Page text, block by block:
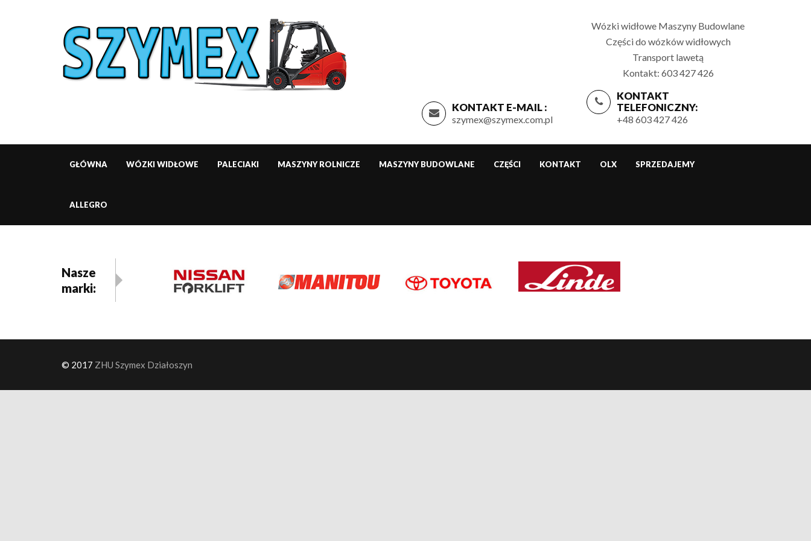
KONTAKT E-MAIL :
szymex@szymex.com.pl
Wózki widłowe Maszyny Budowlane
Części do wózków widłowych
Transport lawetą
Kontakt: 603 427 426
KONTAKT
TELEFONICZNY:
+48 603 427 426
GŁÓWNA WÓZKI WIDŁOWE PALECIAKI MASZYNY ROLNICZE MASZYNY BUDOWLANE CZĘŚCI KONTAKT OLX SPRZEDAJEMY
ALLEGRO
Nasze
marki:
© 2017 ZHU Szymex Działoszyn